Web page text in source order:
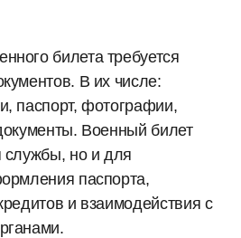
билета требуется
В их числе:
паспорт, фотографии,
Военный билет
службы, но и для
паспорта,
и взаимодействия с